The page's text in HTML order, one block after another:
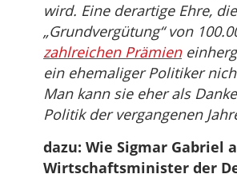
wird. Eine derartige Ehre,
„Grundvergütung“ von
zahlreichen Prämien
ein ehemaliger Politiker
Man kann sie eher als
Politik der vergangenen
dazu: Wie Sigmar Gabriel
Wirtschaftsminister der